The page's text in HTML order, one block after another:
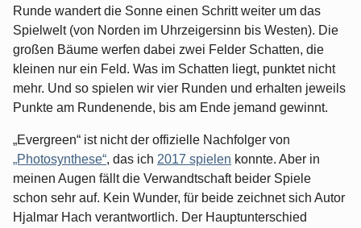
Runde wandert die Sonne einen Schritt weiter um das
Spielwelt (von Norden im Uhrzeigersinn bis Westen). Die
großen Bäume werfen dabei zwei Felder Schatten, die
kleinen nur ein Feld. Was im Schatten liegt, punktet nicht
mehr. Und so spielen wir vier Runden und erhalten jeweils
Punkte am Rundenende, bis am Ende jemand gewinnt.
„Evergreen“ ist nicht der offizielle Nachfolger von
„Photosynthese“, das ich 2017 spielen konnte. Aber in
meinen Augen fällt die Verwandtschaft beider Spiele
schon sehr auf. Kein Wunder, für beide zeichnet sich Autor
Hjalmar Hach verantwortlich. Der Hauptunterschied